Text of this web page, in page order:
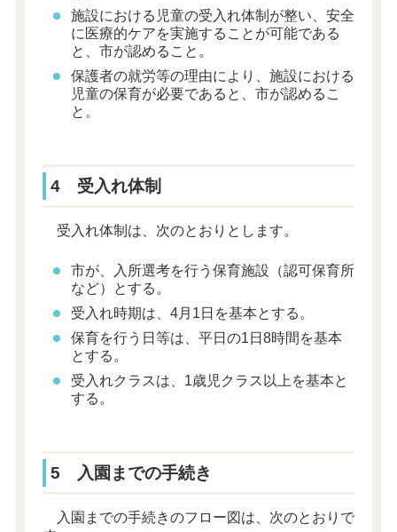
施設における児童の受入れ体制が整い、安全
に医療的ケアを実施することが可能である
と、市が認めること。
保護者の就労等の理由により、施設における
児童の保育が必要であると、市が認めるこ
と。
4 受入れ体制
受入れ体制は、次のとおりとします。
市が、入所選考を行う保育施設（認可保育所
など）とする。
受入れ時期は、4月1日を基本とする。
保育を行う日等は、平日の1日8時間を基本
とする。
受入れクラスは、1歳児クラス以上を基本と
する。
5 入園までの手続き
入園までの手続きのフロー図は、次のとおりで